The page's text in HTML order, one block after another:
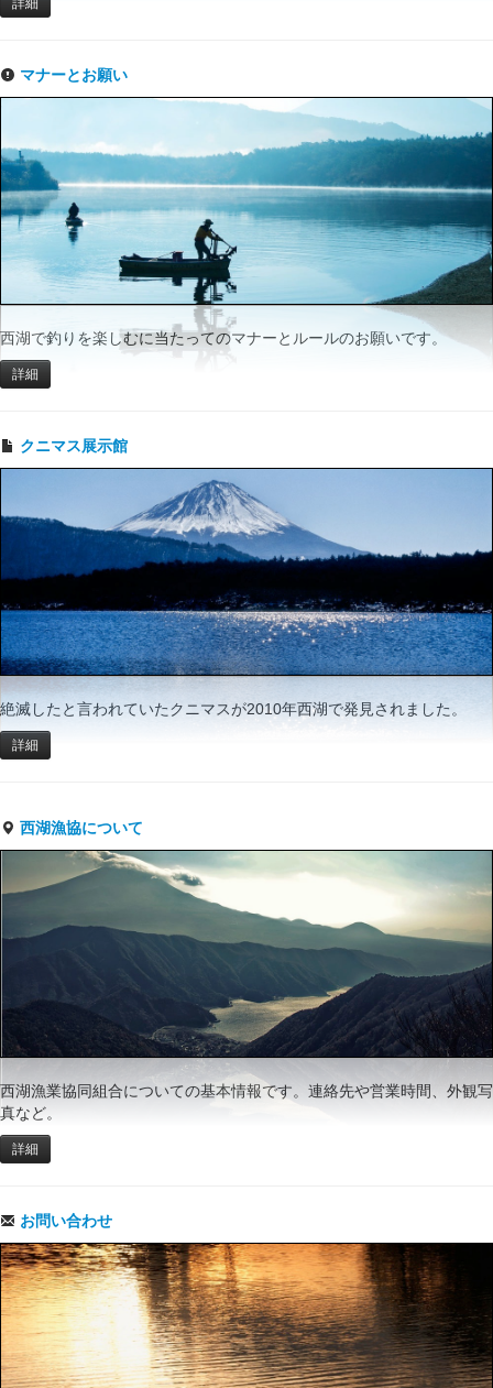
マナーとお願い
西湖で釣りを楽しむに当たってのマナーとルールのお願いです。
詳細
クニマス展示館
絶滅したと言われていたクニマスが2010年西湖で発見されました。
詳細
西湖漁協について
西湖漁業協同組合についての基本情報です。連絡先や営業時間、外観写
真など。
詳細
お問い合わせ